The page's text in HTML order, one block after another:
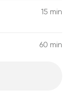
15 min
60 min